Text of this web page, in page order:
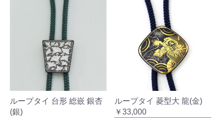
ループタイ 台形 総嵌 銀杏
(銀)
ループタイ 菱型大 龍(金)
￥33,000